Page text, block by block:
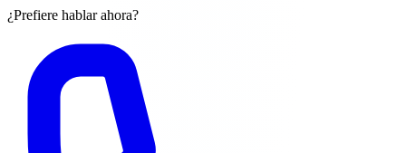
¿Prefiere hablar ahora?